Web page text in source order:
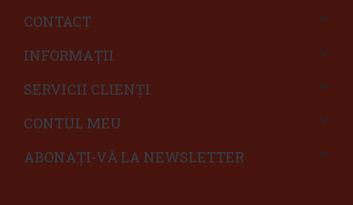
CONTACT
INFORMAŢII
SERVICII CLIENŢI
CONTUL MEU
ABONAȚI-VĂ LA NEWSLETTER